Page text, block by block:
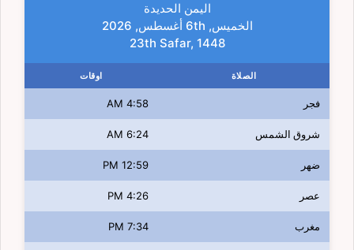
اليمن الحديدة
الخميس, 6th أغسطس, 2026
23th Safar, 1448
الصلاة اوقات
فجر 4:58 AM
شروق الشمس 6:24 AM
ضهر 12:59 PM
عصر 4:26 PM
مغرب 7:34 PM